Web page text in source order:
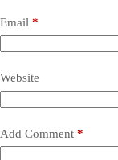
Email *
Website
Add Comment *